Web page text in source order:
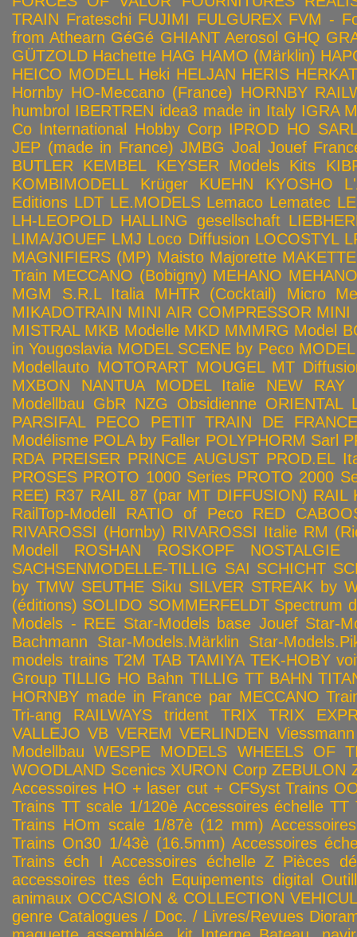
TRAIN Frateschi FUJIMI FULGUREX FVM -
from Athearn GéGé GHIANT Aerosol GHQ
GÜTZOLD Hachette HAG HAMO (Märklin)
HEICO MODELL Heki HELJAN HERIS HERKAT
Hornby HO-Meccano (France) HORNBY
humbrol IBERTREN idea3 made in Italy IGRA
Co International Hobby Corp IPROD HO
JEP (made in France) JMBG Joal Jouef
BUTLER
KEMBEL KEYSER Models Kits
KOMBIMODELL
Krüger KUEHN KYOSHO
Editions LDT LE.MODELS Lemaco Lematec
LH-LEOPOLD HALLING gesellschaft
LIMA/JOUEF LMJ Loco Diffusion LOCOSTYL
MAGNIFIERS (MP) Maisto Majorette MAKETTE
Train MECCANO (Bobigny) MEHANO
MGM S.R.L Italia
MHTR (Cocktail)
Micro
MIKADOTRAIN MINI AIR COMPRESSOR MINI
MISTRAL MKB Modelle MKD MMMRG Model
in Yougoslavia MODEL SCENE by Peco
Modellauto MOTORART MOUGEL MT
MXBON
NANTUA MODEL Italie NEW RAY
Modellbau GbR NZG Obsidienne ORIENTAL
PARSIFAL
PECO
PETIT TRAIN DE FRANCE
Modélisme POLA by Faller POLYPHORM Sarl
RDA PREISER PRINCE AUGUST PROD.EL
PROSES PROTO 1000 Series PROTO 2000
REE) R37 RAIL 87 (par MT DIFFUSION) RAIL
RailTop-Modell
RATIO of Peco
RED
RIVAROSSI (Hornby) RIVAROSSI Italie RM
Modell
ROSHAN ROSKOPF NOSTALGIE
SACHSENMODELLE-TILLIG SAI SCHICHT
by TMW SEUTHE Siku SILVER STREAK by
(éditions) SOLIDO SOMMERFELDT Spectrum
Models - REE Star-Models base Jouef Star-
Bachmann
Star-Models.Märklin
Star-
models trains T2M TAB TAMIYA TEK-HOBY
Group TILLIG HO Bahn TILLIG TT BAHN
HORNBY made in France par MECCANO
Tri-ang RAILWAYS
trident TRIX
TRIX
VALLEJO VB VEREM VERLINDEN Viessmann
Modellbau WESPE MODELS WHEELS OF
WOODLAND Scenics XURON Corp ZEBULON
Accessoires HO + laser cut + CFSyst Trains
Trains TT scale 1/120è Accessoires échelle TT
Trains HOm scale 1/87è (12 mm)
Trains On30 1/43è (16.5mm) Accessoires
Trains éch I Accessoires échelle Z Pièces
accessoires ttes éch Equipements digital
animaux OCCASION & COLLECTION
genre Catalogues / Doc. / Livres/Revues